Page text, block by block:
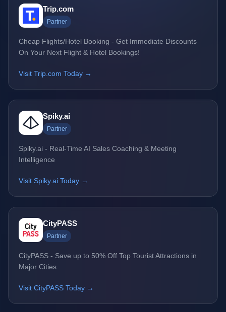
Trip.com
Partner
Cheap Flights/Hotel Booking - Get Immediate Discounts
On Your Next Flight & Hotel Bookings!
Visit Trip.com Today →
Spiky.ai
Partner
Spiky.ai - Real-Time AI Sales Coaching & Meeting
Intelligence
Visit Spiky.ai Today →
CityPASS
Partner
CityPASS - Save up to 50% Off Top Tourist Attractions in
Major Cities
Visit CityPASS Today →